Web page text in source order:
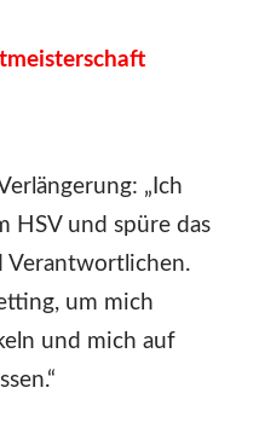
„Ich
HSV und spüre das
Verantwortlichen.
um mich
und mich auf